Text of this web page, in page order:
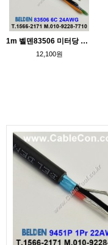
1m 벨덴83506 미터당 ₩12,100 벨덴케이블 83506 BELDEN 83506 6C 24AWG UL/CSA 300V계장용
12,100원